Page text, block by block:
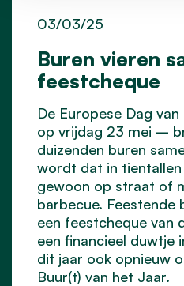
Buren vieren
feestcheque
03/03/25
De Europese Dag
op vrijdag 23 mei –
duizenden buren
wordt dat in
gewoon op straat of
barbecue. Feestende
een feestcheque van
een financieel duwtje
dit jaar ook opnieuw
Buur(t) van het Jaar.